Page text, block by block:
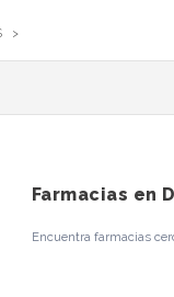
Farmacias en
Encuentra farmacias